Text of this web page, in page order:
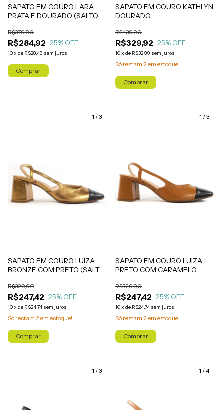
SAPATO EM COURO LARA
PRATA E DOURADO (SALTO
R$284,92
R$379,90
25% OFF
10x de R$28,49 sem juros
Comprar
SAPATO EM COURO KATHLYN
DOURADO
R$329,92
R$439,90
25% OFF
10x de R$32,99 sem juros
Só restam 2 em estoque!
Comprar
1 /3
SAPATO EM COURO LUIZA
BRONZE COM PRETO (SALTO
R$247,42
R$329,90
25% OFF
10x de R$24,74 sem juros
Só restam 2 em estoque!
Comprar
1 /3
SAPATO EM COURO LUIZA
PRETO COM CARAMELO
R$247,42
R$329,90
25% OFF
10x de R$24,74 sem juros
Só restam 2 em estoque!
Comprar
1 /3 1 /4